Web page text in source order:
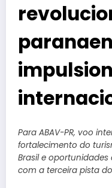
Para ABAV-PR, voo
fortalecimento do
Brasil e
com a terceira pista